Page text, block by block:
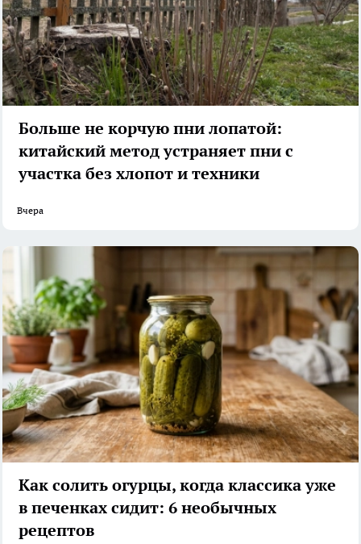
Больше не корчую пни лопатой:
китайский метод устраняет пни с
участка без хлопот и техники
Вчера
Как солить огурцы, когда классика уже
в печенках сидит: 6 необычных
рецептов